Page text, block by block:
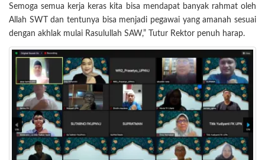
Semoga semua kerja keras kita bisa mendapat banyak rahmat oleh
Allah SWT dan tentunya bisa menjadi pegawai yang amanah sesuai
dengan akhlak mulai Rasulullah SAW,” Tutur Rektor penuh harap.